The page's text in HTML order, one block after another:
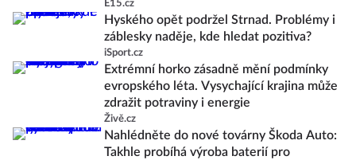
E15.cz
Hyského opět podržel Strnad. Problémy i
záblesky naděje, kde hledat pozitiva?
iSport.cz
Extrémní horko zásadně mění podmínky
evropského léta. Vysychající krajina může
zdražit potraviny i energie
Živě.cz
Nahlédněte do nové továrny Škoda Auto:
Takhle probíhá výroba baterií pro